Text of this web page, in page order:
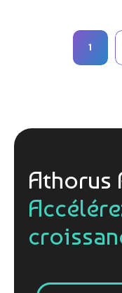
Pagination
1
Athorus